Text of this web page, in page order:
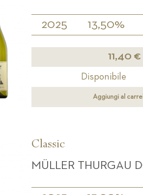
2025 13,50%
11,40 €
Disponibile
Aggiungi al
Classic
MÜLLER THURGAU